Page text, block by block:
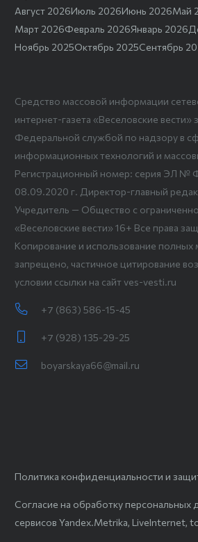
Август 2026Июль 2026Июнь 2026Май
Март 2026Февраль 2026Январь 2026
Ноябрь 2025Октябрь 2025Сентябрь
Средство массовой информации
интернет-газета «Веселовские вести»
Федеральной службой по надзору в
информационных технологий и
Регистрационный номер: серия ЭЛ №
08.09.2020 г. Директор-главный
Учредитель — Общество с
«Веселовские вести» 16+ Все права
Копирование и использование полных
запрещено, частичное цитирование
условии ссылки на сайт ves-vesti.ru
+7 (863) 586-15-45
+7 (928) 135-29-25
boyarskaya66@mail.ru
Политика конфиденциальности и
Согласие на обработку
сервисов Yandex.Metrika, LiveInternet,